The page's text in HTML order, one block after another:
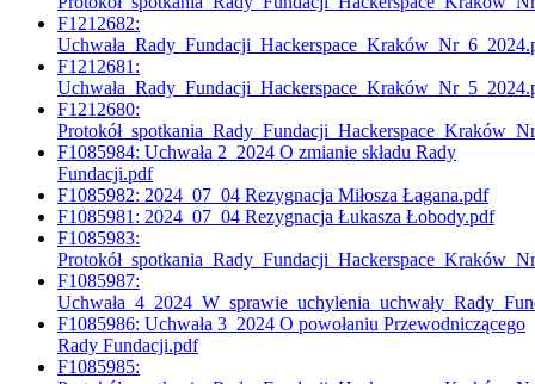
F1212682:
F1212681:
F1212680:
F1085984: Uchwała 2_2024 O zmianie składu Rady
Fundacji.pdf
F1085982: 2024_07_04 Rezygnacja Miłosza Łagana.pdf
F1085981: 2024_07_04 Rezygnacja Łukasza Łobody.pdf
F1085983:
F1085987:
F1085986: Uchwała 3_2024 O powołaniu Przewodniczącego
Rady Fundacji.pdf
F1085985: